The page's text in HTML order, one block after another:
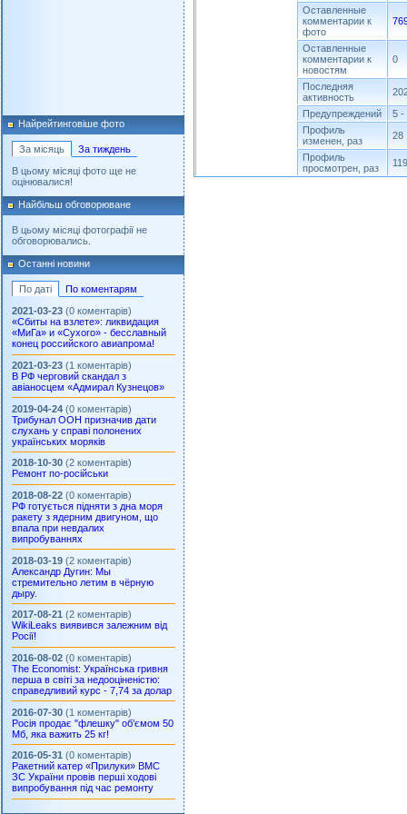
Найрейтинговіше фото
За місяць
За тиждень
В цьому місяці фото ще не
оцінювалися!
Найбільш обговорюване
В цьому місяці фотографії не
обговорювались.
Останні новини
По даті
По коментарям
2021-03-23 (0 коментарів)
«Сбиты на взлете»: ликвидация
«МиГа» и «Сухого» - бесславный
конец российского авиапрома!
2021-03-23 (1 коментарів)
В РФ черговий скандал з
авіаносцем «Адмирал Кузнецов»
2019-04-24 (0 коментарів)
Трибунал ООН призначив дати
слухань у справі полонених
українських моряків
2018-10-30 (2 коментарів)
Ремонт по-російськи
2018-08-22 (0 коментарів)
РФ готується підняти з дна моря
ракету з ядерним двигуном, що
впала при невдалих
випробуваннях
2018-03-19 (2 коментарів)
Александр Дугин: Мы
стремительно летим в чёрную
дыру.
2017-08-21 (2 коментарів)
WikiLeaks виявився залежним від
Росії!
2016-08-02 (0 коментарів)
The Economist: Українська гривня
перша в світі за недооціненістю:
справедливий курс - 7,74 за долар
2016-07-30 (1 коментарів)
Росія продає "флешку" об’ємом 50
Мб, яка важить 25 кг!
2016-05-31 (0 коментарів)
Ракетний катер «Прилуки» ВМС
ЗС України провів перші ходові
випробування під час ремонту
Оставленные
комментарии к
фото
Оставленные
комментарии к
новостям
0
Последняя
активность
Предупреждений
5 -
Профиль
изменен, раз
28
Профиль
просмотрен, раз